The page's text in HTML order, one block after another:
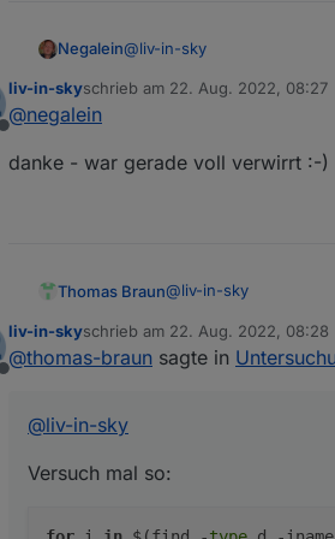
Negalein@liv-in-sky
habs euch hier
Offline
liv-in-skyschrieb am 22. Aug. 2022, 08:27
zuletzt editiert von
@negalein
danke - war gerade voll verwirrt :-)
Thomas Braun@liv-in-sky
Versuch mal so:
Offline
liv-in-skyschrieb am 22. Aug. 2022, 08:28
zuletzt editiert von
@thomas-braun sagte in
@liv-in-sky
Versuch mal so: